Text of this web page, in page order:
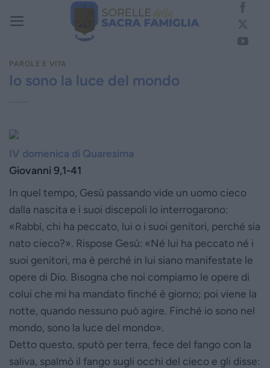
PAROLE E VITA
Io sono la luce del mondo
IV domenica di Quaresima
Giovanni 9,1-41
In quel tempo, Gesù passando vide un uomo cieco
dalla nascita e i suoi discepoli lo interrogarono:
«Rabbì, chi ha peccato, lui o i suoi genitori, perché sia
nato cieco?». Rispose Gesù: «Né lui ha peccato né i
suoi genitori, ma è perché in lui siano manifestate le
opere di Dio. Bisogna che noi compiamo le opere di
colui che mi ha mandato finché è giorno; poi viene la
notte, quando nessuno può agire. Finché io sono nel
mondo, sono la luce del mondo».
Detto questo, sputò per terra, fece del fango con la
saliva, spalmò il fango sugli occhi del cieco e gli disse: